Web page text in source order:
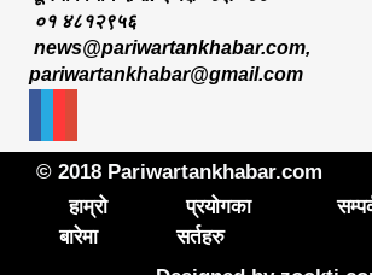
०१ ४८१२९५६
news@pariwartankhabar.com,
pariwartankhabar@gmail.com
© 2018 Pariwartankhabar.com
हाम्रो
बारेमा
प्रयोगका
सर्तहरु